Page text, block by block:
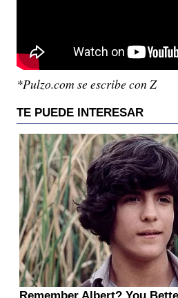
*Pulzo.com se escribe con Z